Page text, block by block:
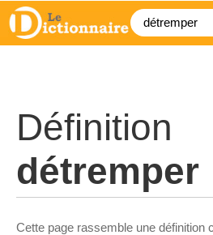
Définition
détremper
Cette page rassemble une définition